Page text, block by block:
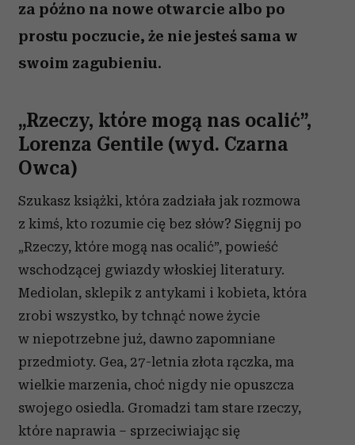
za późno na nowe otwarcie albo po
prostu poczucie, że nie jesteś sama w
swoim zagubieniu.
„Rzeczy, które mogą nas ocalić”,
Lorenza Gentile (wyd. Czarna
Owca)
Szukasz książki, która zadziała jak rozmowa
z kimś, kto rozumie cię bez słów? Sięgnij po
„Rzeczy, które mogą nas ocalić”, powieść
wschodzącej gwiazdy włoskiej literatury.
Mediolan, sklepik z antykami i kobieta, która
zrobi wszystko, by tchnąć nowe życie
w niepotrzebne już, dawno zapomniane
przedmioty. Gea, 27-letnia złota rączka, ma
wielkie marzenia, choć nigdy nie opuszcza
swojego osiedla. Gromadzi tam stare rzeczy,
które naprawia – sprzeciwiając się